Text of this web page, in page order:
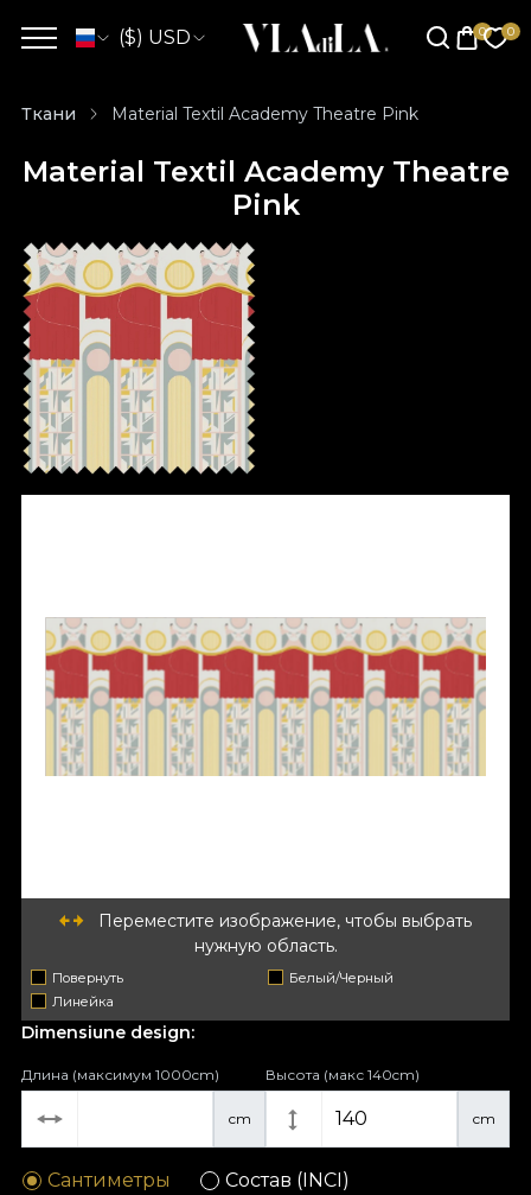
($) USD
Ткани Material Textil Academy Theatre Pink
Material Textil Academy Theatre
Pink
Переместите изображение, чтобы выбрать
нужную область.
Повернуть
Белый/Черный
Линейка
Dimensiune design:
cm
Длина (максимум 1000cm)
cm
Высота (макс 140cm)
Сантиметры Состав (INCI)